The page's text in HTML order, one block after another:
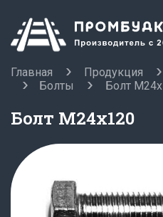
Главная Продукция
Болты
Болт
Болт М24х120